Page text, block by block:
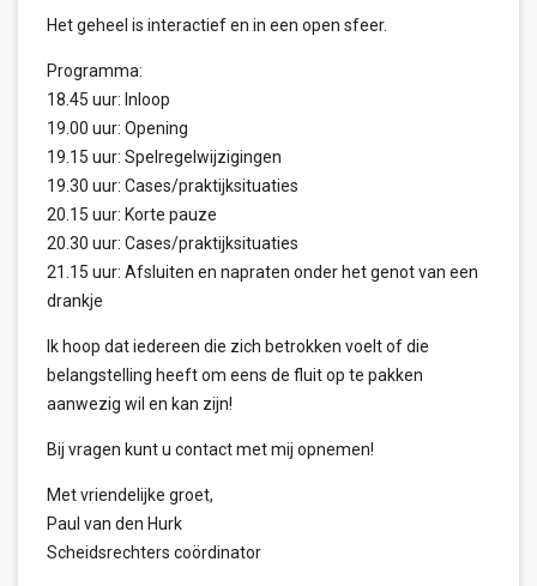
Het geheel is interactief en in een open sfeer.
Programma:
18.45 uur: Inloop
19.00 uur: Opening
19.15 uur: Spelregelwijzigingen
19.30 uur: Cases/praktijksituaties
20.15 uur: Korte pauze
20.30 uur: Cases/praktijksituaties
21.15 uur: Afsluiten en napraten onder het genot van een
drankje
Ik hoop dat iedereen die zich betrokken voelt of die
belangstelling heeft om eens de fluit op te pakken
aanwezig wil en kan zijn!
Bij vragen kunt u contact met mij opnemen!
Met vriendelijke groet,
Paul van den Hurk
Scheidsrechters coördinator